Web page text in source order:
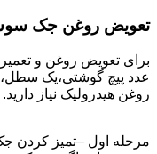
تعویض روغن جک
برای تعویض روغن و
عدد پیچ گوشتی،یک
روغن هیدرولیک نیاز دارید.
مرحله اول –تمیز کردن